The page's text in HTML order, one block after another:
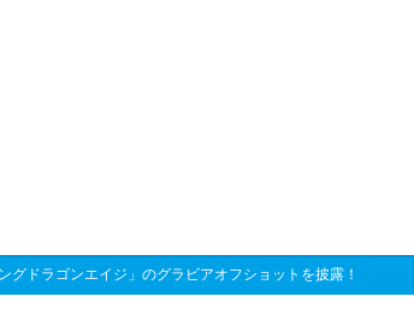
グドラゴンエイジ」のグラビアオフショットを披露！